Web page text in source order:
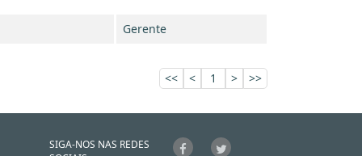
Gerente
<< < 1 > >>
SIGA-NOS NAS REDES